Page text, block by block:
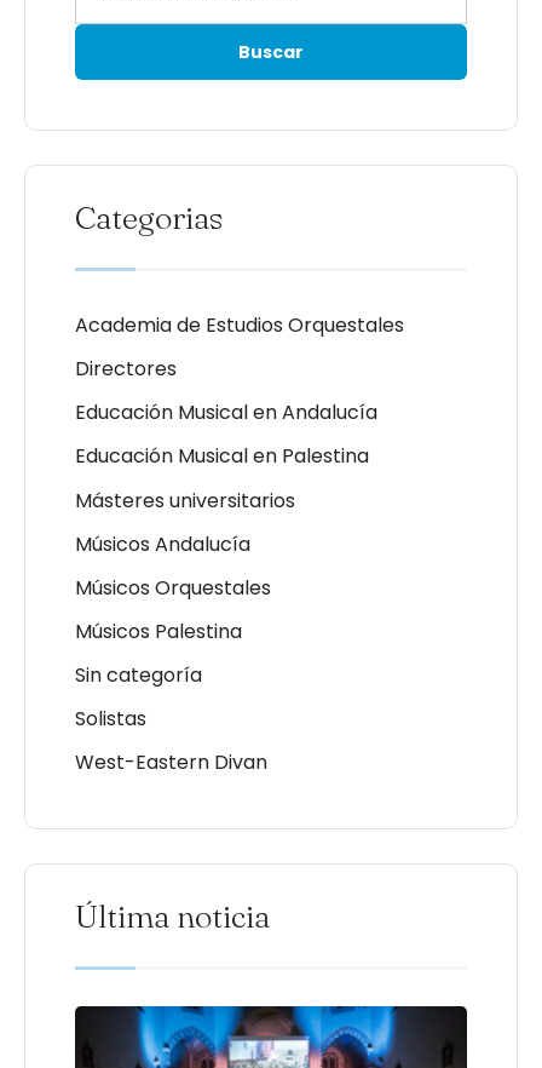
Categorias
Academia de Estudios Orquestales
Directores
Educación Musical en Andalucía
Educación Musical en Palestina
Másteres universitarios
Músicos Andalucía
Músicos Orquestales
Músicos Palestina
Sin categoría
Solistas
West-Eastern Divan
Última noticia